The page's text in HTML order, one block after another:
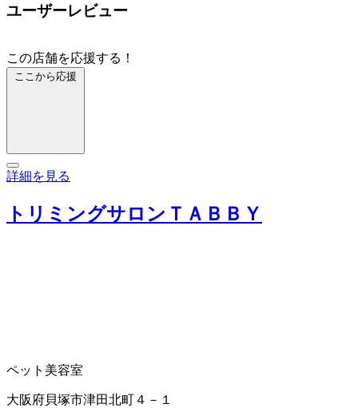
ユーザーレビュー
この店舗を応援する！
ここから応援
詳細を見る
トリミングサロンＴＡＢＢＹ
ペット美容室
大阪府貝塚市津田北町４－１